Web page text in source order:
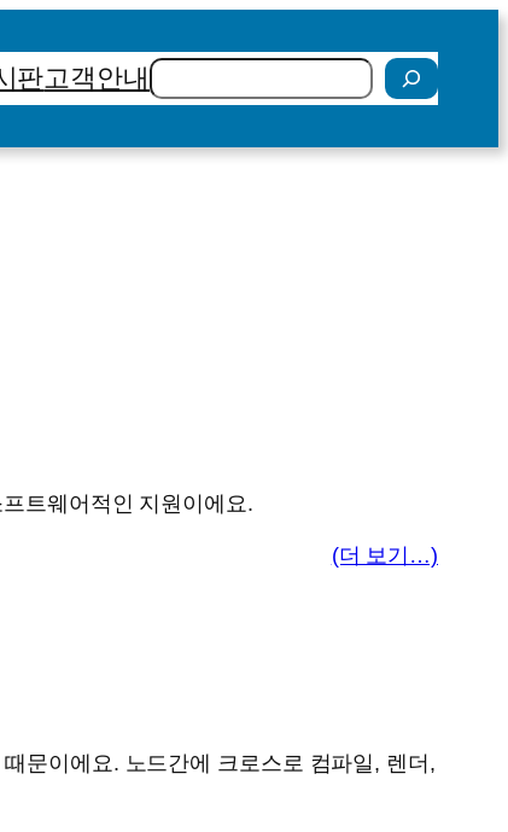
판고객안내
색
트웨어적인 지원이에요.
(더 보기…)
문이에요. 노드간에 크로스로 컴파일, 렌더,